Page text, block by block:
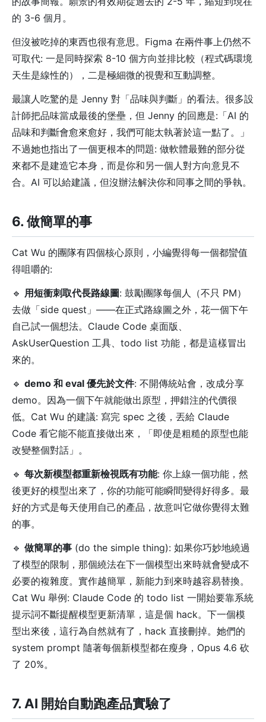
的 3-6 個月。
但沒被吃掉的東西也很有意思。Figma 在兩件事上仍然不
可取代: 一是同時探索 8-10 個方向並排比較（程式碼環境
天生是線性的），二是極細微的視覺和互動調整。
最讓人吃驚的是 Jenny 對「品味與判斷」的看法。很多設
計師把品味當成最後的堡壘，但 Jenny 的回應是:「AI 的
品味和判斷會愈來愈好，我們可能太執著於這一點了。」
不過她也指出了一個更根本的問題: 做軟體最難的部分從
來都不是建造它本身，而是你和另一個人對方向意見不
合。AI 可以給建議，但沒辦法解決你和同事之間的爭執。
6. 做簡單的事
Cat Wu 的團隊有四個核心原則，小編覺得每一個都蠻值
得咀嚼的:
🔹 用短衝刺取代長路線圖: 鼓勵團隊每個人（不只 PM）
去做「side quest」——在正式路線圖之外，花一個下午
自己試一個想法。Claude Code 桌面版、
AskUserQuestion 工具、todo list 功能，都是這樣冒出
來的。
🔹 demo 和 eval 優先於文件: 不開傳統站會，改成分享
demo。因為一個下午就能做出原型，押錯注的代價很
低。Cat Wu 的建議: 寫完 spec 之後，丟給 Claude
Code 看它能不能直接做出來，「即使是粗糙的原型也能
改變整個對話」。
🔹 每次新模型都重新檢視既有功能: 你上線一個功能，然
後更好的模型出來了，你的功能可能瞬間變得好得多。最
好的方式是每天使用自己的產品，故意叫它做你覺得太難
的事。
🔹 做簡單的事 (do the simple thing): 如果你巧妙地繞過
了模型的限制，那個繞法在下一個模型出來時就會變成不
必要的複雜度。實作越簡單，新能力到來時越容易替換。
Cat Wu 舉例: Claude Code 的 todo list 一開始要靠系統
提示詞不斷提醒模型更新清單，這是個 hack。下一個模
型出來後，這行為自然就有了，hack 直接刪掉。她們的
system prompt 隨著每個新模型都在瘦身，Opus 4.6 砍
了 20%。
7. AI 開始自動跑產品實驗了